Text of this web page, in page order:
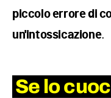
piccolo errore di
un'intossicazione.
Se lo